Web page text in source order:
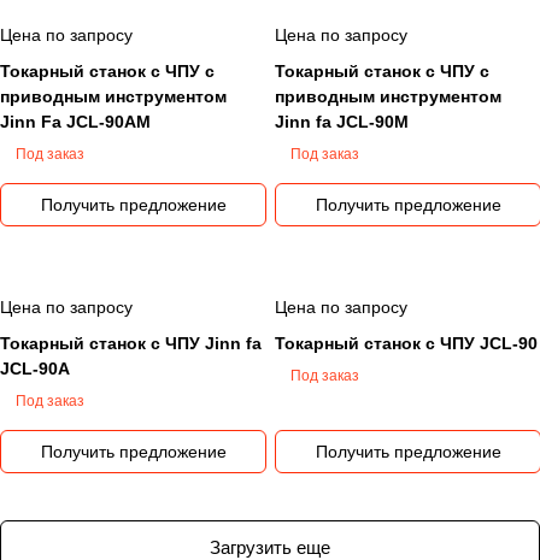
Цена по запросу
Токарный станок с ЧПУ с
приводным инструментом
Jinn Fa JCL-90АM
Под заказ
Получить предложение
Цена по запросу
Токарный станок с ЧПУ с
приводным инструментом
Jinn fa JCL-90M
Под заказ
Получить предложение
Цена по запросу
Токарный станок с ЧПУ Jinn fa
JCL-90A
Под заказ
Получить предложение
Цена по запросу
Токарный станок с ЧПУ JCL-90
Под заказ
Получить предложение
Загрузить еще